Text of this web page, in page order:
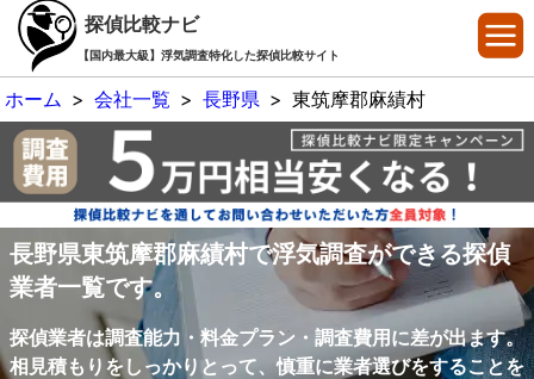
探偵比較ナビ
【国内最大級】浮気調査特化した探偵比較サイト
ホーム > 会社一覧 > 長野県 > 東筑摩郡麻績村
長野県東筑摩郡麻績村で浮気調査ができる探偵
業者一覧です。
探偵業者は調査能力・料金プラン・調査費用に差が出ます。
相見積もりをしっかりとって、慎重に業者選びをすることを